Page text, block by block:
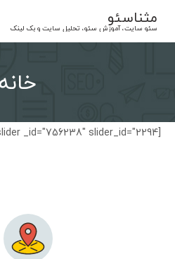
content
مثناسئو
سئو سایت، آموزش سئو، تحلیل سایت و بک لینک
[fw_slider _id="756238" slider_id="2294"]